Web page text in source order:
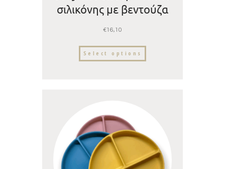
σιλικόνης με βεντούζα
€16,10
Select options